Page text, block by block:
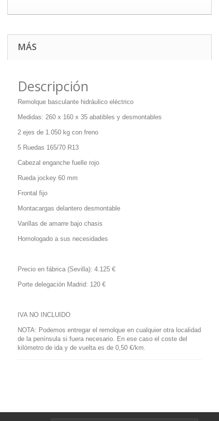
MÁS
Descripción
Remolque basculante hidráulico eléctrico
Medidas: 260 x 160 x 35 abatibles y desmontables
2 ejes de 1.050 kg con freno
5 Ruedas 165/70 R13
Cabezal enganche fuelle rojo
Rueda jockey 60 mm
Frontal fijo
Montacargas delantero desmontable
Varillas de amarre bajo chasis
Homologado a sus necesidades
Precio en fábrica (Sevilla): 4.125 €
Porte delegación Madrid: 120 €
IVA NO INCLUIDO
NOTA: Podemos entregar el remolque en cualquier otra localidad
de la península si fuera necesario. En ese caso el coste del
kilómetro de ida y de vuelta es de 0,50 €/km.